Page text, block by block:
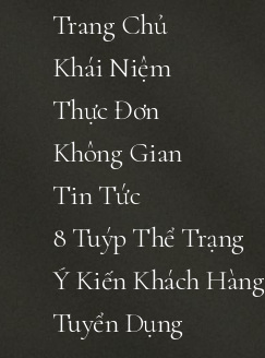
Trang Chủ
Khái Niệm
Thực Đơn
Không Gian
Tin Tức
8 Tuýp Thể Trạng
Ý Kiến Khách Hàng
Tuyển Dụng